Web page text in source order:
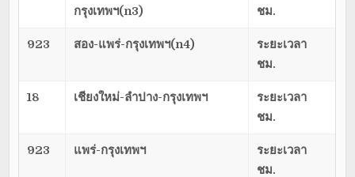
กรุงเทพฯ(n3)
ชม.
923 สอง-แพร่-กรุงเทพฯ(n4)
ระยะเวลา
ชม.
18 เชียงใหม่-ลำปาง-กรุงเทพฯ
ระยะเวลา
ชม.
923 แพร่-กรุงเทพฯ
ระยะเวลา
ชม.